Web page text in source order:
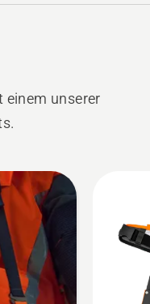
unserer